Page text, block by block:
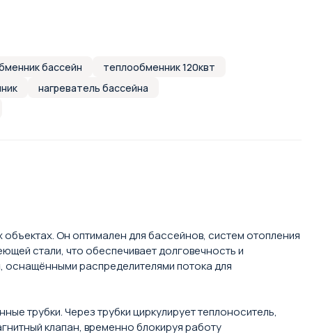
бассейн
теплообменник 120квт
нагреватель бассейна
Он оптимален для бассейнов, систем отопления
стали, что обеспечивает долговечность и
оснащёнными распределителями потока для
трубки. Через трубки циркулирует теплоноситель,
клапан, временно блокируя работу